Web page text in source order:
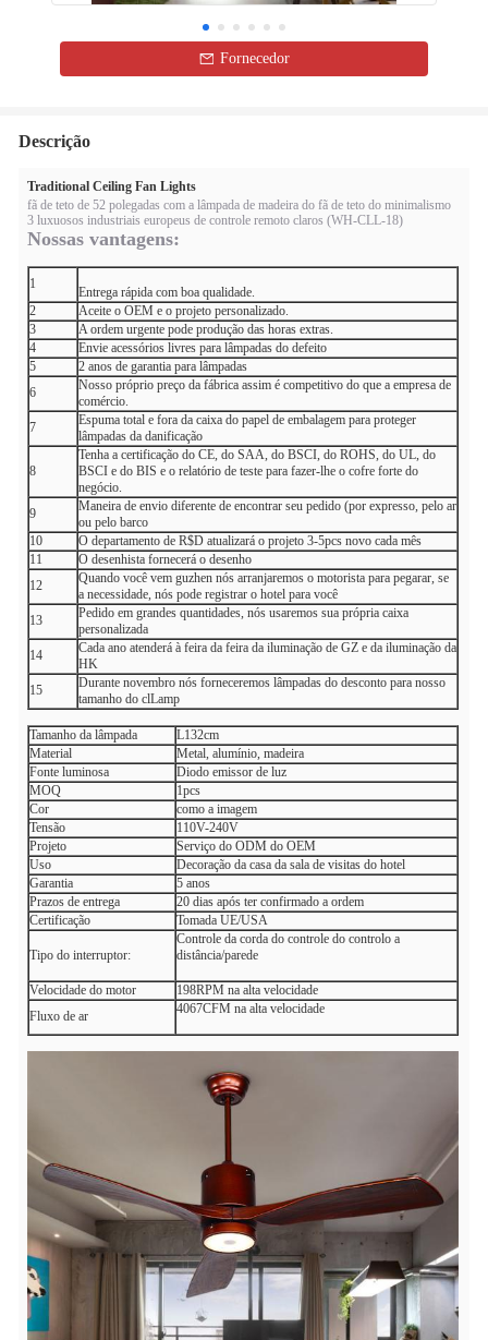
Fornecedor
Descrição
Traditional Ceiling Fan Lights
fã de teto de 52 polegadas com a lâmpada de madeira do fã de teto do minimalismo
3 luxuosos industriais europeus de controle remoto claros (WH-CLL-18)
Nossas vantagens:
1
Entrega rápida com boa qualidade.
2
Aceite o OEM e o projeto personalizado.
3
A ordem urgente pode produção das horas extras.
4
Envie acessórios livres para lâmpadas do defeito
5
2 anos de garantia para lâmpadas
6
Nosso próprio preço da fábrica assim é competitivo do que a empresa de
comércio.
7
Espuma total e fora da caixa do papel de embalagem para proteger
lâmpadas da danificação
8
Tenha a certificação do CE, do SAA, do BSCI, do ROHS, do UL, do
BSCI e do BIS e o relatório de teste para fazer-lhe o cofre forte do
negócio.
9
Maneira de envio diferente de encontrar seu pedido (por expresso, pelo ar
ou pelo barco
10
O departamento de R$D atualizará o projeto 3-5pcs novo cada mês
11
O desenhista fornecerá o desenho
12
Quando você vem guzhen nós arranjaremos o motorista para pegarar, se
a necessidade, nós pode registrar o hotel para você
13
Pedido em grandes quantidades, nós usaremos sua própria caixa
personalizada
14
Cada ano atenderá à feira da feira da iluminação de GZ e da iluminação da
HK
15
Durante novembro nós forneceremos lâmpadas do desconto para nosso
tamanho do clLamp
Tamanho da lâmpada
L132cm
Material
Metal, alumínio, madeira
Fonte luminosa
Diodo emissor de luz
MOQ
1pcs
Cor
como a imagem
Tensão
110V-240V
Projeto
Serviço do ODM do OEM
Uso
Decoração da casa da sala de visitas do hotel
Garantia
5 anos
Prazos de entrega
20 dias após ter confirmado a ordem
Certificação
Tomada UE/USA
Tipo do interruptor:
Controle da corda do controle do controlo a
distância/parede
Velocidade do motor
198RPM na alta velocidade
Fluxo de ar
4067CFM na alta velocidade